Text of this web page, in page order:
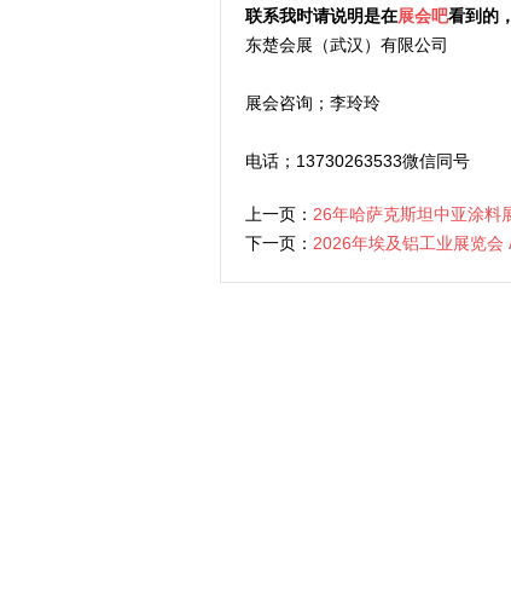
联系我时请说明是在展会吧看到的
东楚会展（武汉）有限公司
展会咨询；李玲玲
电话；13730263533微信同号
上一页： 26年哈萨克斯坦中亚涂料
下一页： 2026年埃及铝工业展览会